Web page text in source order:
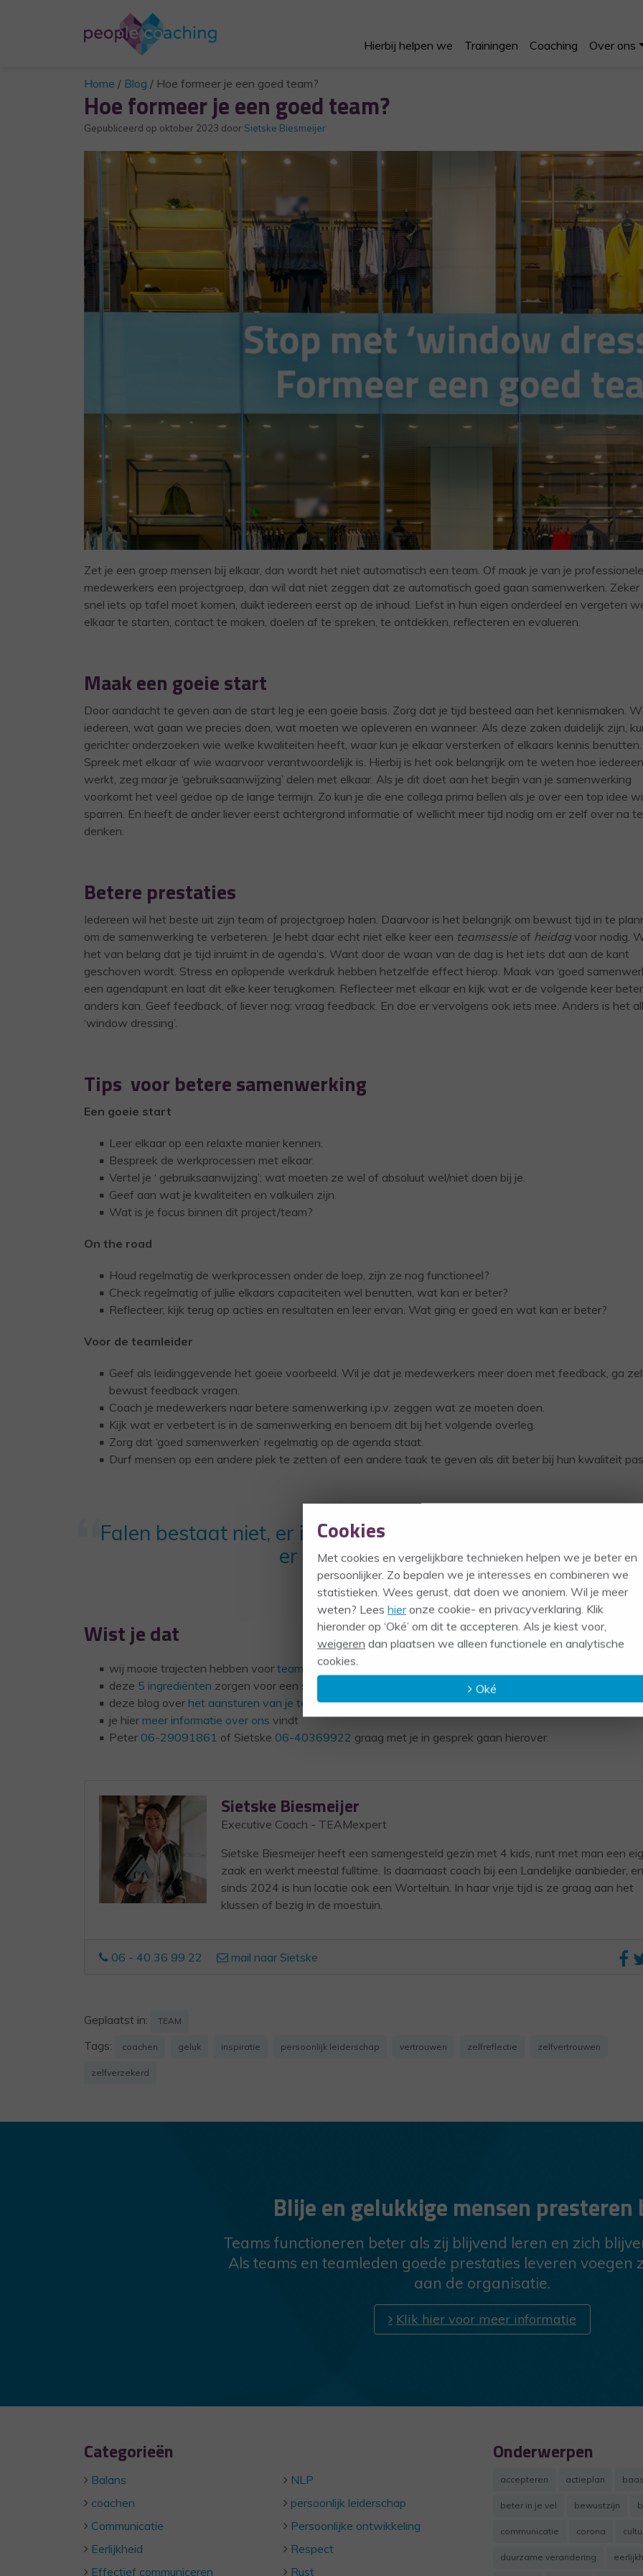
Hierbij helpen we Trainingen Coaching Over ons
Home / Blog / Hoe formeer je een goed team?
Hoe formeer je een goed team?
Gepubliceerd op oktober 2023 door Sietske Biesmeijer
Zet je een groep mensen bij elkaar, dan wordt het niet automatisch een team. Of maak je van je professionele
medewerkers een projectgroep, dan wil dat niet zeggen dat ze automatisch goed gaan samenwerken. Zeker
snel iets op tafel moet komen, duikt iedereen eerst op de inhoud. Liefst in hun eigen onderdeel en vergeten
elkaar te starten, contact te maken, doelen af te spreken, te ontdekken, reflecteren en evalueren.
Maak een goeie start
Door aandacht te geven aan de start leg je een goeie basis. Zorg dat je tijd besteed aan het kennismaken.
iedereen, wat gaan we precies doen, wat moeten we opleveren en wanneer. Als deze zaken duidelijk zijn,
gerichter onderzoeken wie welke kwaliteiten heeft, waar kun je elkaar versterken of elkaars kennis benutten.
Spreek met elkaar af wie waarvoor verantwoordelijk is. Hierbij is het ook belangrijk om te weten hoe iedereen
werkt, zeg maar je ‘gebruiksaanwijzing’ delen met elkaar. Als je dit doet aan het begin van je samenwerking
voorkomt het veel gedoe op de lange termijn. Zo kun je die ene collega prima bellen als je over een top idee
sparren. En heeft de ander liever eerst achtergrond informatie of wellicht meer tijd nodig om er zelf over na te
denken.
Betere prestaties
Iedereen wil het beste uit zijn team of projectgroep halen. Daarvoor is het belangrijk om bewust tijd in te
om de samenwerking te verbeteren. Je hebt daar echt niet elke keer een teamsessie of heidag voor nodig.
het van belang dat je tijd inruimt in de agenda’s. Want door de waan van de dag is het iets dat aan de kant
geschoven wordt. Stress en oplopende werkdruk hebben hetzelfde effect hierop. Maak van ‘goed
een agendapunt en laat dit elke keer terugkomen. Reflecteer met elkaar en kijk wat er de volgende keer
anders kan. Geef feedback, of liever nog: vraag feedback. En doe er vervolgens ook iets mee. Anders is het
‘window dressing’.
Tips voor betere samenwerking
Een goeie start
Leer elkaar op een relaxte manier kennen.
Bespreek de werkprocessen met elkaar.
Vertel je ‘ gebruiksaanwijzing’; wat moeten ze wel of absoluut wel/niet doen bij je.
Geef aan wat je kwaliteiten en valkuilen zijn.
Wat is je focus binnen dit project/team?
On the road
Houd regelmatig de werkprocessen onder de loep, zijn ze nog functioneel?
Check regelmatig of jullie elkaars capaciteiten wel benutten, wat kan er beter?
Reflecteer, kijk terug op acties en resultaten en leer ervan. Wat ging er goed en wat kan er beter?
Voor de teamleider
Geef als leidinggevende het goeie voorbeeld. Wil je dat je medewerkers meer doen met feedback, ga
bewust feedback vragen.
Coach je medewerkers naar betere samenwerking i.p.v. zeggen wat ze moeten doen.
Kijk wat er verbetert is in de samenwerking en benoem dit bij het volgende overleg.
Zorg dat ‘goed samenwerken’ regelmatig op de agenda staat.
Durf mensen op een andere plek te zetten of een andere taak te geven als dit beter bij hun kwaliteit
Falen bestaat niet, er is alleen feedback. Fouten bestaan
er is alleen informatie.
Wist je dat
wij mooie trajecten hebben voor teamontwikkeling
deze 5 ingrediënten zorgen voor een succesvol team
deze blog over het aansturen van je teamvast ook interessant voor je is
je hier meer informatie over ons vindt
Peter 06-29091861 of Sietske 06-40369922 graag met je in gesprek gaan hierover.
Sietske Biesmeijer
Executive Coach - TEAMexpert
Sietske Biesmeijer heeft een samengesteld gezin met 4 kids, runt met man een
zaak en werkt meestal fulltime. Is daarnaast coach bij een Landelijke aanbieder, en
sinds 2024 is hun locatie ook een Worteltuin. In haar vrije tijd is ze graag aan het
klussen of bezig in de moestuin.
06 - 40 36 99 22 mail naar Sietske
Geplaatst in: TEAM
Tags: coachen geluk inspiratie persoonlijk leiderschap vertrouwen zelfreflectie zelfvertrouwen
zelfverzekerd
Blije en gelukkige mensen presteren
Teams functioneren beter als zij blijvend leren en zich
Als teams en teamleden goede prestaties leveren voegen
aan de organisatie.
Klik hier voor meer informatie
Categorieën
Balans
coachen
Communicatie
Eerlijkheid
Effectief communiceren
NLP
persoonlijk leiderschap
Persoonlijke ontwikkeling
Respect
Rust
Onderwerpen
accepteren actieplan baas
beter in je vel bewustzijn
communicatie corona
duurzame verandering
Cookies
Met cookies en vergelijkbare technieken helpen we je beter en
persoonlijker. Zo bepalen we je interesses en combineren we
statistieken. Wees gerust, dat doen we anoniem. Wil je meer
weten? Lees hieronze cookie- en privacyverklaring. Klik
hieronder op ‘Oké’ om dit te accepteren. Als je kiest voor,
weigeren dan plaatsen we alleen functionele en analytische
cookies.
Oké